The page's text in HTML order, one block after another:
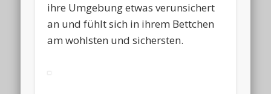
ihre Umgebung etwas verunsichert
an und fühlt sich in ihrem Bettchen
am wohlsten und sichersten.